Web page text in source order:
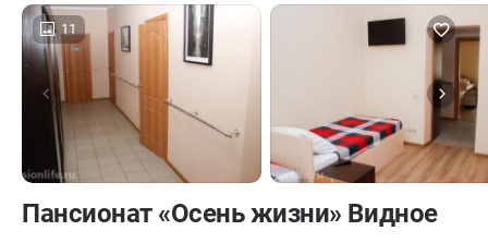
11
Пансионат «Осень жизни» Видное